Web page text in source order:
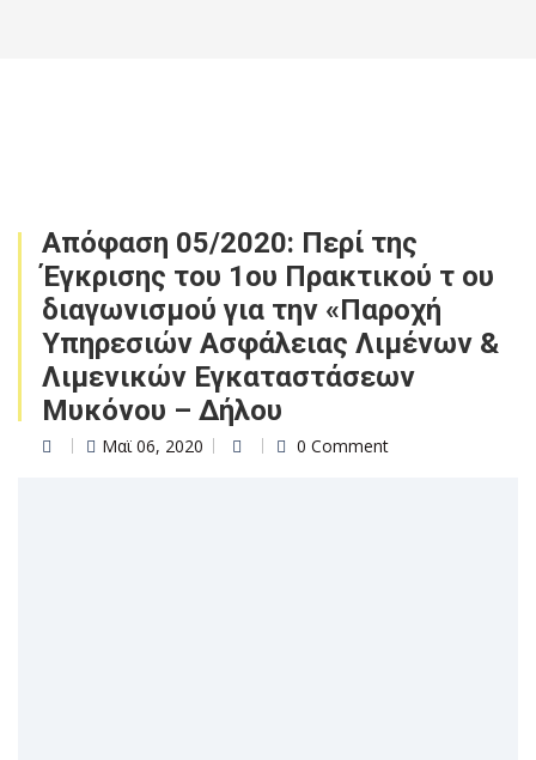
Απόφαση 05/2020: Περί της
Έγκρισης του 1ου Πρακτικού τ ου
διαγωνισμού για την «Παροχή
Υπηρεσιών Ασφάλειας Λιμένων &
Λιμενικών Εγκαταστάσεων
Μυκόνου – Δήλου
Μαϊ 06, 2020 0 Comment